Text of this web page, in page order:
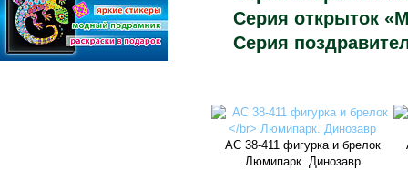
Серия открыток
Серия
АС 38-411 фигурка и брелок
Люмипарк. Динозавр